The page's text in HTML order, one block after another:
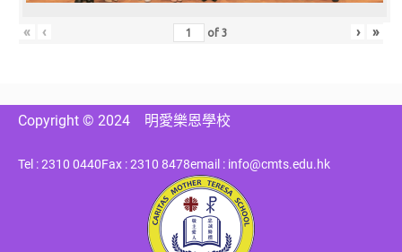
« ‹ of3 › »
Copyright © 2024 明愛樂恩學校
Tel : 2310 0440Fax : 2310 8478email : info@cmts.edu.hk